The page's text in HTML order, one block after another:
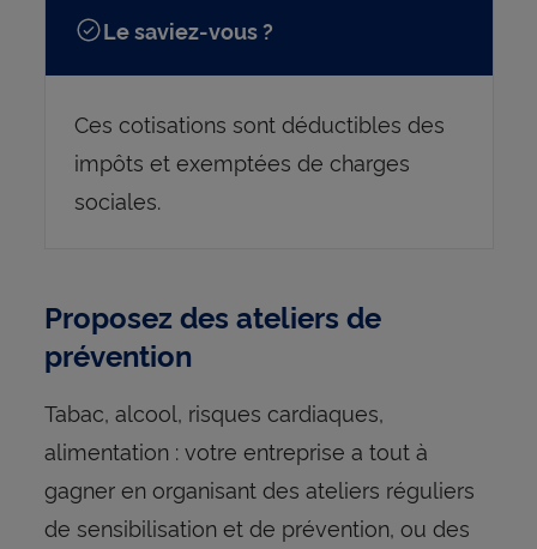
Le saviez-vous ?
Ces cotisations sont déductibles des
impôts et exemptées de charges
sociales.
Proposez des ateliers de
prévention
Tabac, alcool, risques cardiaques,
alimentation : votre entreprise a tout à
gagner en organisant des ateliers réguliers
de sensibilisation et de prévention, ou des